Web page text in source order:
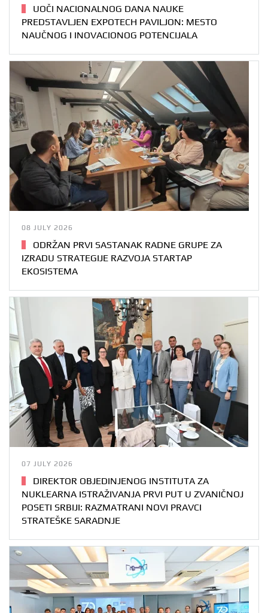
UOČI NACIONALNOG DANA NAUKE
PREDSTAVLJEN EXPOTECH PAVILJON: MESTO
NAUČNOG I INOVACIONOG POTENCIJALA
08 JULY 2026
ODRŽAN PRVI SASTANAK RADNE GRUPE ZA
IZRADU STRATEGIJE RAZVOJA STARTAP
EKOSISTEMA
07 JULY 2026
DIREKTOR OBJEDINJENOG INSTITUTA ZA
NUKLEARNA ISTRAŽIVANJA PRVI PUT U ZVANIČNOJ
POSETI SRBIJI: RAZMATRANI NOVI PRAVCI
STRATEŠKE SARADNJE